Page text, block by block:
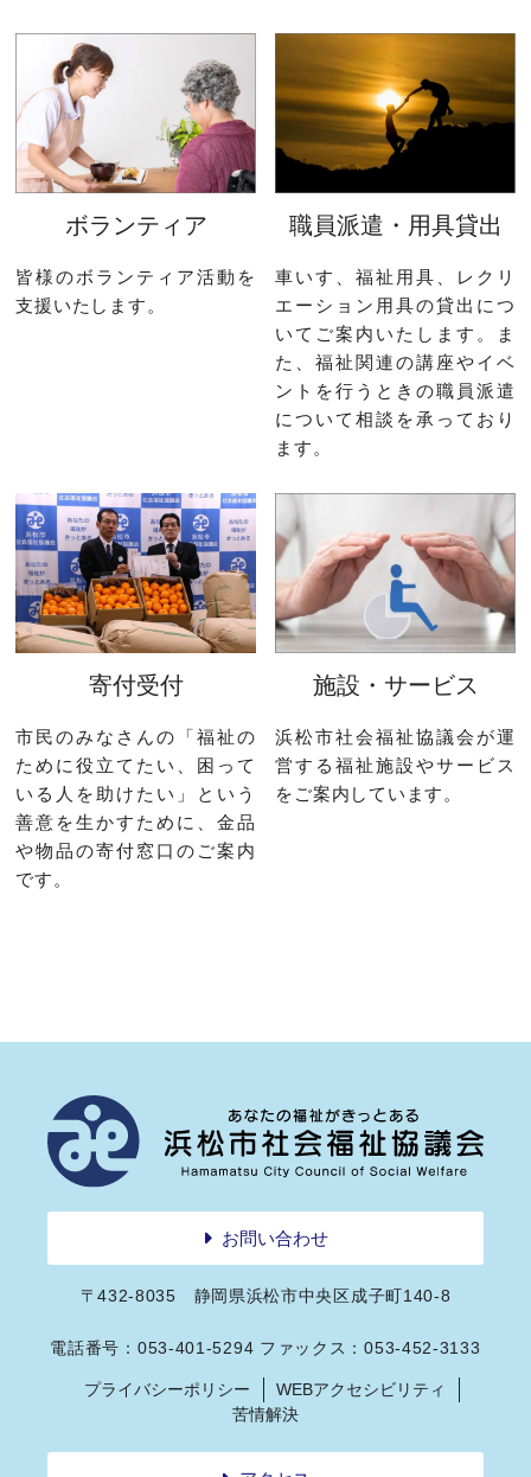
ボランティア
皆様のボランティア活動を
支援いたします。
職員派遣・用具貸出
車いす、福祉用具、レクリ
エーション用具の貸出につ
いてご案内いたします。ま
た、福祉関連の講座やイベ
ントを行うときの職員派遣
について相談を承っており
ます。
寄付受付
市民のみなさんの「福祉の
ために役立てたい、困って
いる人を助けたい」という
善意を生かすために、金品
や物品の寄付窓口のご案内
です。
施設・サービス
浜松市社会福祉協議会が運
営する福祉施設やサービス
をご案内しています。
お問い合わせ
〒432-8035 静岡県浜松市中央区成子町140-8
電話番号：053-401-5294 ファックス：053-452-3133
プライバシーポリシー
WEBアクセシビリティ
苦情解決